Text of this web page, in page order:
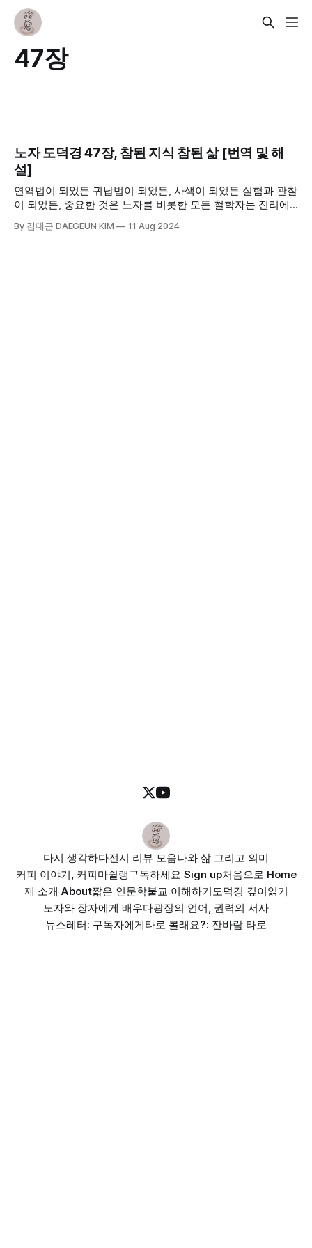
47장
노자 도덕경 47장, 참된 지식 참된 삶 [번역 및 해
설]
연역법이 되었든 귀납법이 되었든, 사색이 되었든 실험과 관찰
이 되었든, 중요한 것은 노자를 비롯한 모든 철학자는 진리에
더 똑똑해지거나, 권력을 얻거나, 큰 이익을 얻고자 하는 것이
By 김대근 DAEGEUN KIM 11 Aug 2024
다시 생각하다전시 리뷰 모음나와 삶 그리고 의미
커피 이야기, 커피마쉴랭구독하세요 Sign up처음으로 Home
제 소개 About짧은 인문학불교 이해하기도덕경 깊이읽기
노자와 장자에게 배우다광장의 언어, 권력의 서사
뉴스레터: 구독자에게타로 볼래요?: 잔바람 타로